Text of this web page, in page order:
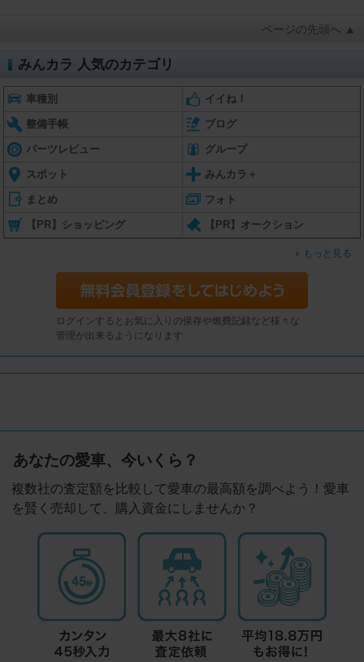
ページの先頭へ ▲
みんカラ 人気のカテゴリ
車種別 イイね！
整備手帳 ブログ
パーツレビュー グループ
スポット みんカラ＋
まとめ フォト
【PR】ショッピング 【PR】オークション
もっと見る
ログインするとお気に入りの保存や燃費記録など様々な
管理が出来るようになります
あなたの愛車、今いくら？
複数社の査定額を比較して愛車の最高額を調べよう！愛車
を賢く売却して、購入資金にしませんか？